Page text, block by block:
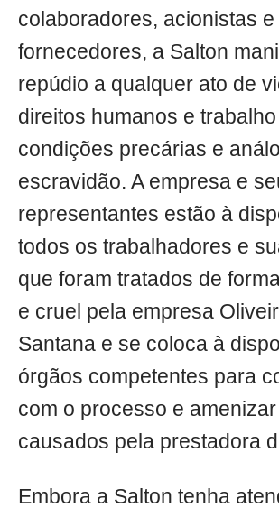
colaboradores, acionistas e
fornecedores, a Salton
repúdio a qualquer ato de
direitos humanos e
condições precárias e
escravidão. A empresa e
representantes estão à
todos os trabalhadores e
que foram tratados de
e cruel pela empresa
Santana e se coloca à
órgãos competentes para
com o processo e
causados pela prestadora
Embora a Salton tenha